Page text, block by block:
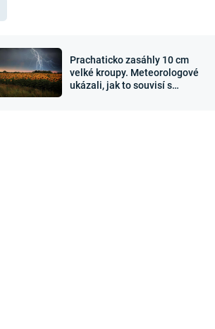
Sledujte nás
Prachaticko zasáhly 10 cm
velké kroupy. Meteorologové
ukázali, jak to souvisí s